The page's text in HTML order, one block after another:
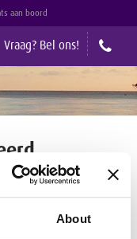
About
aan boord
Vraag? Bel ons!
vanaf daar uw reis.